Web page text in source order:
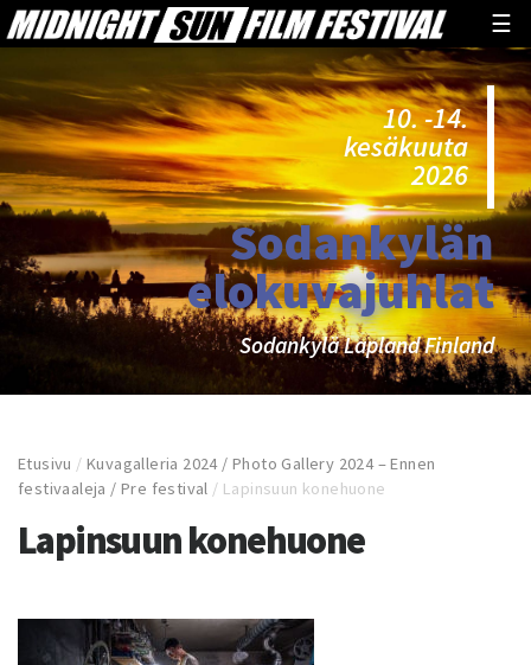
☰
10. -14.
kesäkuuta
2026
Sodankylän
elokuvajuhlat
Sodankylä Lapland Finland
Etusivu /Kuvagalleria 2024 / Photo Gallery 2024 – Ennen
festivaaleja / Pre festival / Lapinsuun konehuone
Lapinsuun konehuone